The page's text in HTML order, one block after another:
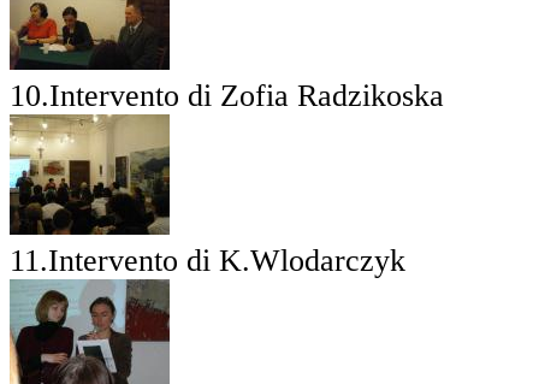
10.Intervento di Zofia Radzikoska
11.Intervento di K.Wlodarczyk